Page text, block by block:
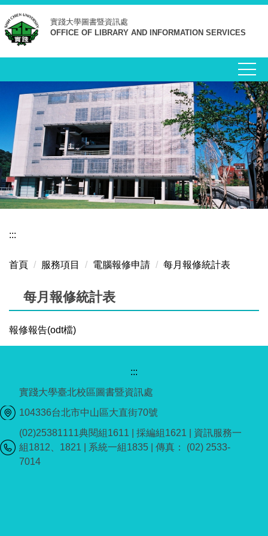
跳
到
主
要
實踐大學圖書暨資訊處
OFFICE OF LIBRARY AND INFORMATION SERVICES
:::
首頁 服務項目 電腦報修申請 每月報修統計表
每月報修統計表
報修報告(odt檔)
:::
實踐大學臺北校區圖書暨資訊處
104336台北市中山區大直街70號
(02)25381111典閱組1611 | 採編組1621 | 資訊服務一
組1812、1821 | 系統一組1835 | 傳真： (02) 2533-
7014